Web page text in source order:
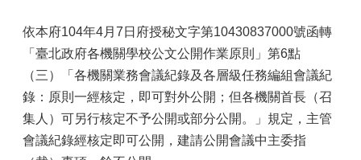
依本府104年4月7日府授秘文字第10430837000號函轉
「臺北政府各機關學校公文公開作業原則」第6點
（三）「各機關業務會議紀錄及各層級任務編組會議紀
錄：原則一經核定，即可對外公開；但各機關首長（召
集人）可另行核定不予公開或部分公開。」規定，主管
會議紀錄經核定即可公開，建請公開會議中主委指